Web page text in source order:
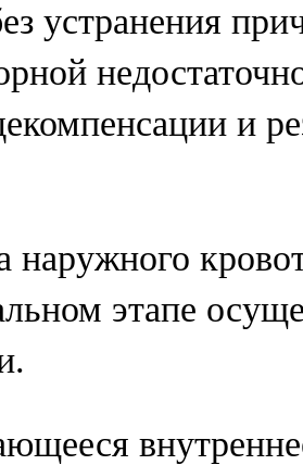
устранения
и
наружного
этапе